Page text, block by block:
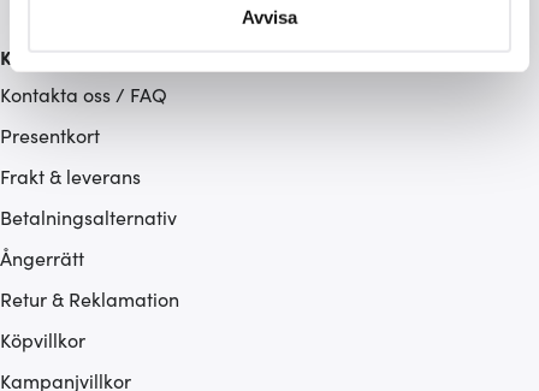
Du kan ändra eller dra tillbaka ditt samtycke när som
Vi använder cookies för att innehållet och annonserna
ska anpassas efter det som vi tror att du tycker om. Det
hemsidan ännu bättre. Du bestämmer själv vilka cookies
som du vill dela med dig av.
Avvisa
Kundservice
Kontakta oss / FAQ
Presentkort
Frakt & leverans
Betalningsalternativ
Ångerrätt
Retur & Reklamation
Köpvillkor
Kampanjvillkor